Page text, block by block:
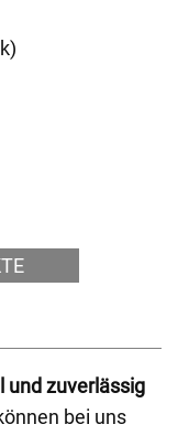
und zuverlässig
bei uns